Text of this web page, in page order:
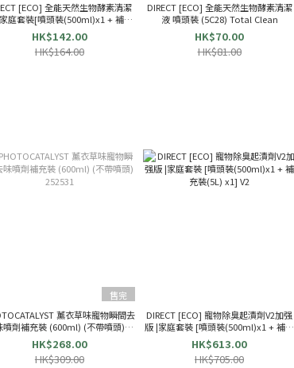
[ECO] 全能天然生物酵素清潔
裝(1L) x1] Total Clean
HK$142.00
HK$164.00
DIRECT [ECO] 全能天然生物酵素清潔
液 噴頭裝 (5C28) Total Clean
HK$70.00
HK$81.00
售完
薰衣草味寵物瞬間去
噴劑補充裝 (600ml) (不帶噴頭)
252531
HK$268.00
HK$309.00
DIRECT [ECO] 寵物除臭起漬劑V2加强
版 |家庭套裝 [噴頭裝(500ml)x1 + 補充
裝(5L) x1] V2
HK$613.00
HK$705.00